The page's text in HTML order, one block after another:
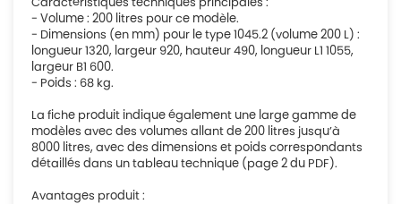
- Volume : 200 litres pour ce modèle.
- Dimensions (en mm) pour le type 1045.2 (volume 200 L) :
longueur 1320, largeur 920, hauteur 490, longueur L1 1055,
largeur B1 600.
- Poids : 68 kg.
La fiche produit indique également une large gamme de
modèles avec des volumes allant de 200 litres jusqu’à
8000 litres, avec des dimensions et poids correspondants
détaillés dans un tableau technique (page 2 du PDF).
Avantages produit :